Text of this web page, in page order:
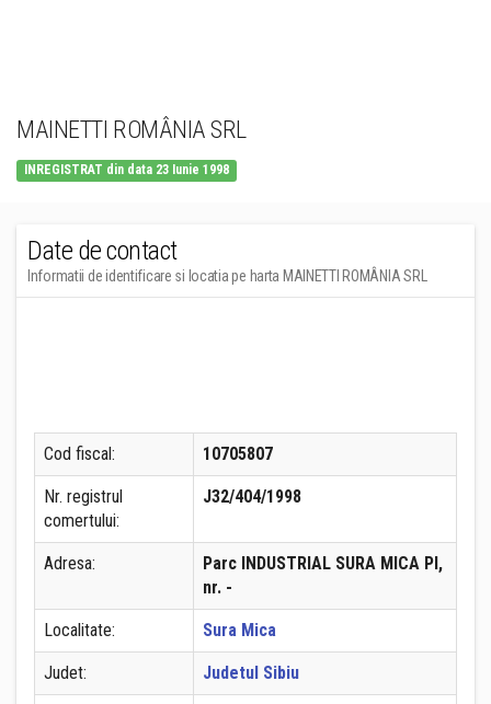
MAINETTI ROMÂNIA SRL
INREGISTRAT din data 23 Iunie 1998
Date de contact
Informatii de identificare si locatia pe harta MAINETTI ROMÂNIA SRL
Cod fiscal: 10705807
Nr. registrul
comertului:
J32/404/1998
Adresa:
Parc INDUSTRIAL SURA MICA PI,
nr. -
Localitate: Sura Mica
Judet: Judetul Sibiu